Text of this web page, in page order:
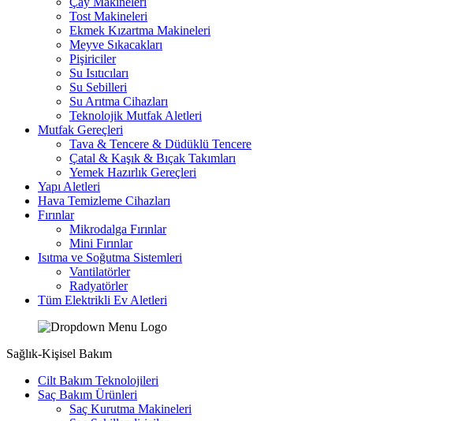
Tost Makineleri
Ekmek Kızartma Makineleri
Meyve Sıkacakları
Pişiriciler
Su Isıtıcıları
Su Sebilleri
Su Arıtma Cihazları
Teknolojik Mutfak Aletleri
Mutfak Gereçleri
Tava & Tencere & Düdüklü Tencere
Çatal & Kaşık & Bıçak Takımları
Yemek Hazırlık Gereçleri
Yapı Aletleri
Hava Temizleme Cihazları
Fırınlar
Mikrodalga Fırınlar
Mini Fırınlar
Isıtma ve Soğutma Sistemleri
Vantilatörler
Radyatörler
Tüm Elektrikli Ev Aletleri
Sağlık-Kişisel Bakım
Cilt Bakım Teknolojileri
Saç Bakım Ürünleri
Saç Kurutma Makineleri